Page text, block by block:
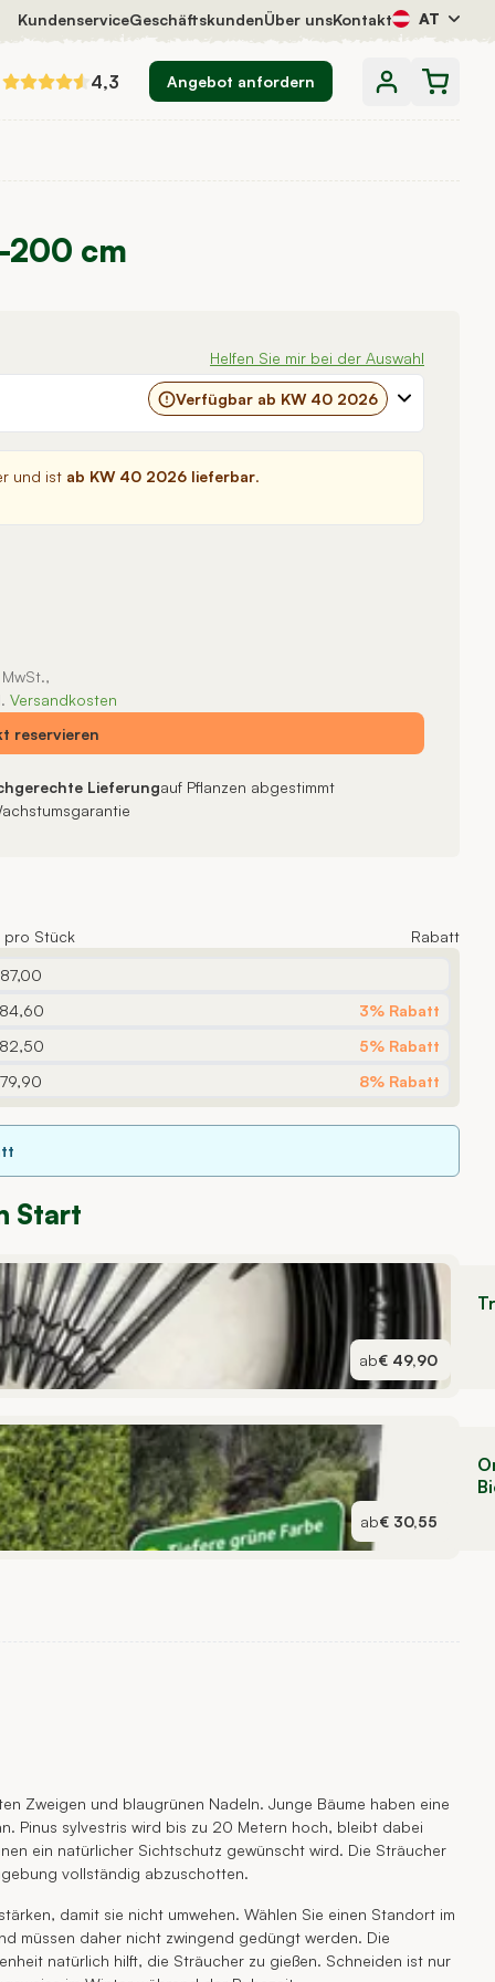
KundenserviceGeschäftskundenÜber unsKontakt AT
4,3 Angebot anfordern
200 cm
Helfen Sie mir bei der Auswahl
Verfügbar ab KW 40 2026
und ist ab KW 40 2026 lieferbar.
Versandkosten
reservieren
Lieferungauf Pflanzen abgestimmt
pro Stück Rabatt
3% Rabatt
5% Rabatt
8% Rabatt
Start
ab€ 49,90
ab€ 30,55
Zweigen und blaugrünen Nadeln. Junge Bäume haben eine
Pinus sylvestris wird bis zu 20 Metern hoch, bleibt dabei
ein natürlicher Sichtschutz gewünscht wird. Die Sträucher
vollständig abzuschotten.
damit sie nicht umwehen. Wählen Sie einen Standort im
müssen daher nicht zwingend gedüngt werden. Die
natürlich hilft, die Sträucher zu gießen. Schneiden ist nur